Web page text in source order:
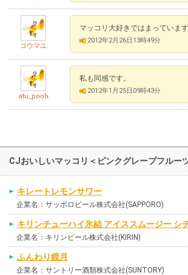
コウマユ
マッコリ大好きではまっていま
2012年2月26日13時49分
atu_pooh
私も同感です。
2012年1月25日09時43分
CJおいしいマッコリ＜ピンクグレープフルー
キレートレモンサワー
企業名：サッポロビール株式会社(SAPPORO)
キリンチューハイ氷結 アイススムージー シ
企業名：キリンビール株式会社(KIRIN)
ふんわり鏡月
企業名：サントリー酒類株式会社(SUNTORY)